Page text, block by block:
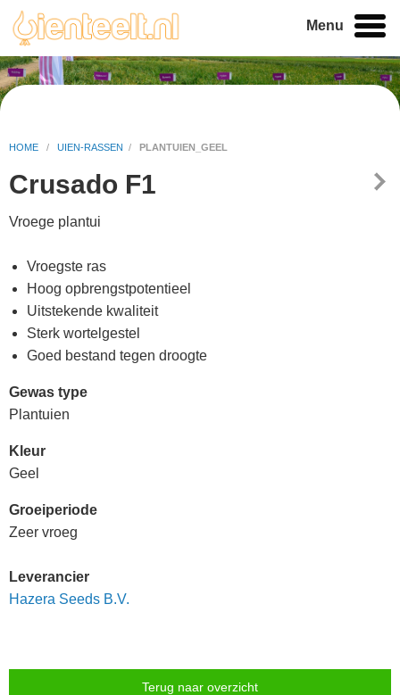
Menu
HOME / UIEN-RASSEN / PLANTUIEN_GEEL
Crusado F1
Vroege plantui
Vroegste ras
Hoog opbrengstpotentieel
Uitstekende kwaliteit
Sterk wortelgestel
Goed bestand tegen droogte
Gewas type
Plantuien
Kleur
Geel
Groeiperiode
Zeer vroeg
Leverancier
Hazera Seeds B.V.
Terug naar overzicht